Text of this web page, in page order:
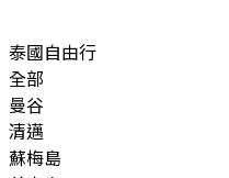
泰國自由行
全部
曼谷
清邁
蘇梅島